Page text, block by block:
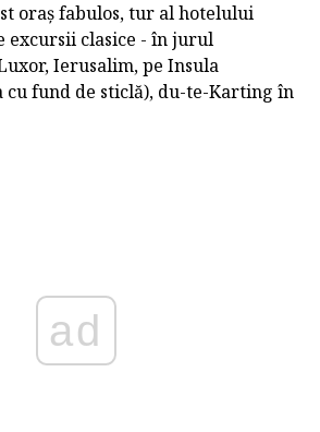
oraș fabulos, tur al hotelului
excursii clasice - în jurul
Ierusalim, pe Insula
cu fund de sticlă), du-te-Karting în
ad